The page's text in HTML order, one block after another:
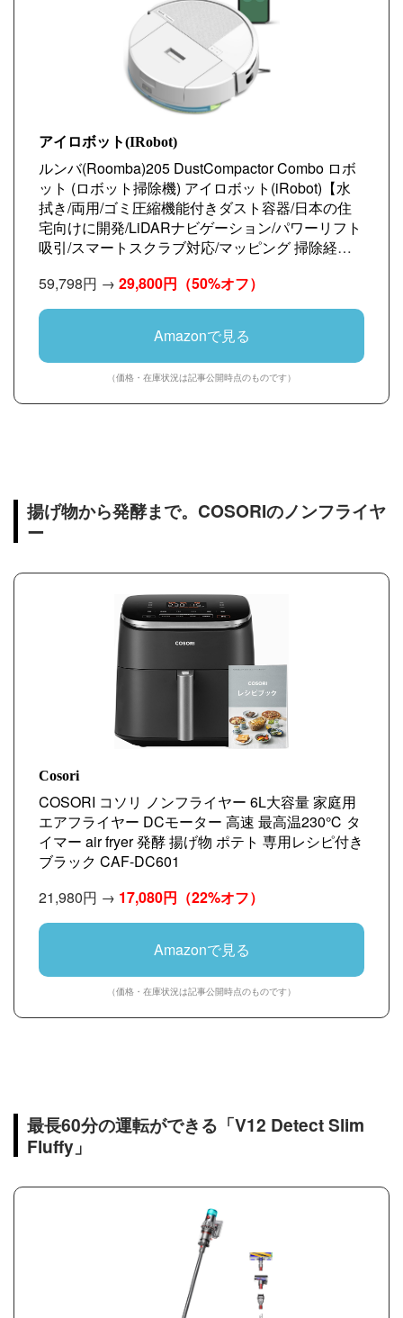
アイロボット(IRobot)
ルンバ(Roomba)205 DustCompactor Combo ロボ
ット (ロボット掃除機) アイロボット(iRobot)【水
拭き/両用/ゴミ圧縮機能付きダスト容器/日本の住
宅向けに開発/LiDARナビゲーション/パワーリフト
吸引/スマートスクラブ対応/マッピング 掃除経路
ヶ月保証/L121260】ホワイト
59,798円 → 29,800円 （50%オフ）
Amazonで見る
（価格・在庫状況は記事公開時点のものです）
揚げ物から発酵まで。COSORIのノンフライヤ
ー
Cosori
COSORI コソリ ノンフライヤー 6L大容量 家庭用
エアフライヤー DCモーター 高速 最高温230℃ タ
イマー air fryer 発酵 揚げ物 ポテト 専用レシピ付き
ブラック CAF-DC601
21,980円 → 17,080円 （22%オフ）
Amazonで見る
（価格・在庫状況は記事公開時点のものです）
最長60分の運転ができる「V12 Detect Slim
Fluffy」